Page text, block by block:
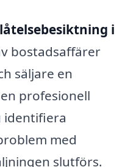
i
bostadsaffärer
säljare en
profesionell
identifiera
med
slutförs.